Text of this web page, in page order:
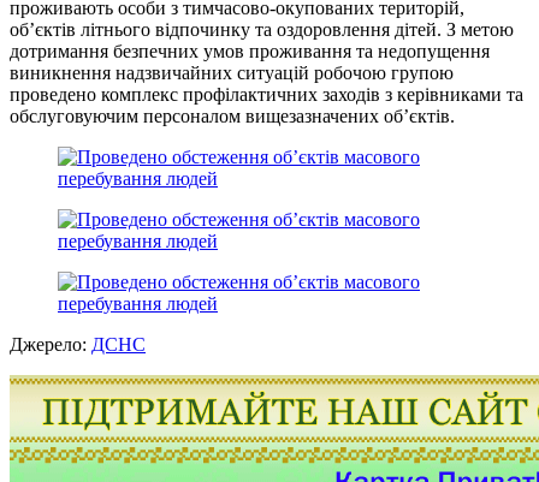
проживають особи з тимчасово-окупованих територій,
об’єктів літнього відпочинку та оздоровлення дітей. З метою
дотримання безпечних умов проживання та недопущення
виникнення надзвичайних ситуацій робочою групою
проведено комплекс профілактичних заходів з керівниками та
обслуговуючим персоналом вищезазначених об’єктів.
Джерело: ДСНС